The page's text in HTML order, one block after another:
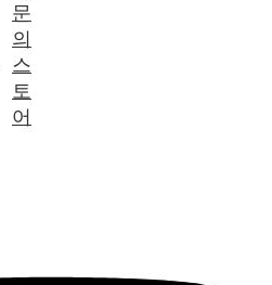
문
의
스
토
어